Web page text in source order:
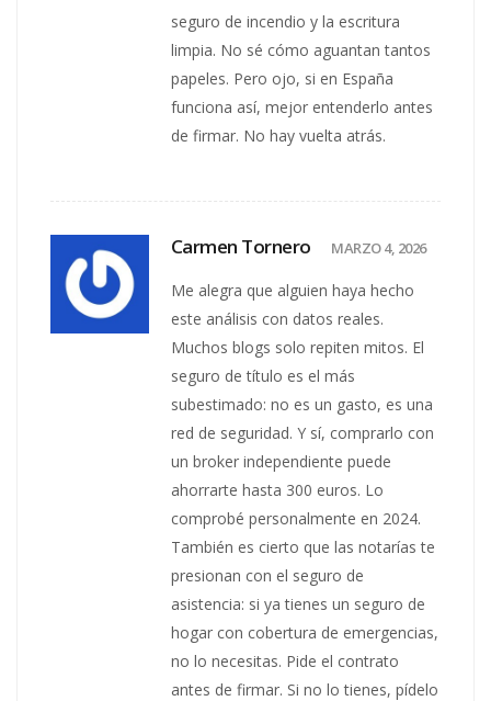
seguro de incendio y la escritura
limpia. No sé cómo aguantan tantos
papeles. Pero ojo, si en España
funciona así, mejor entenderlo antes
de firmar. No hay vuelta atrás.
Carmen Tornero MARZO 4, 2026
Me alegra que alguien haya hecho
este análisis con datos reales.
Muchos blogs solo repiten mitos. El
seguro de título es el más
subestimado: no es un gasto, es una
red de seguridad. Y sí, comprarlo con
un broker independiente puede
ahorrarte hasta 300 euros. Lo
comprobé personalmente en 2024.
También es cierto que las notarías te
presionan con el seguro de
asistencia: si ya tienes un seguro de
hogar con cobertura de emergencias,
no lo necesitas. Pide el contrato
antes de firmar. Si no lo tienes, pídelo